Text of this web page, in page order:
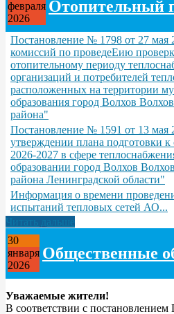
февраля
2026
Отопительный
Постановление № 1798 от 27 мая
комиссий по проведеЕию
отопительному периоду
организаций и потребителей
расположенных на территории
образования город Волхов
района"
Постановление № 1591 от 13 мая
утверждении плана подготовки
2026-2027 в сфере
образовании город Волхов
района Ленинградской области"
Информация о времени
испытаний тепловых сетей АО...
Читать дальше
30
января
2026
Общественные
Уважаемые жители!
В соответствии с постановлением